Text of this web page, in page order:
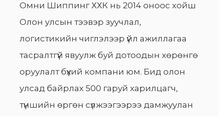
Омни Шиппинг ХХК нь 2014 оноос хойш
Олон улсын тээвэр зуучлал,
логистикийн чиглэлээр үйл ажиллагаа
тасралтгүй явуулж буй дотоодын хөрөнгө
оруулалт бүхий компани юм. Бид олон
улсад байрлах 500 гаруй харилцагч,
түншийн өргөн сүлжээгээрээ дамжуулан